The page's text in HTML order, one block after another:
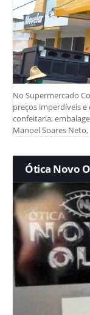
No Supermercado
preços imperdíveis
confeitaria,
Manoel Soares
Ótica Novo